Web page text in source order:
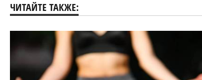
ЧИТАЙТЕ ТАКЖЕ: